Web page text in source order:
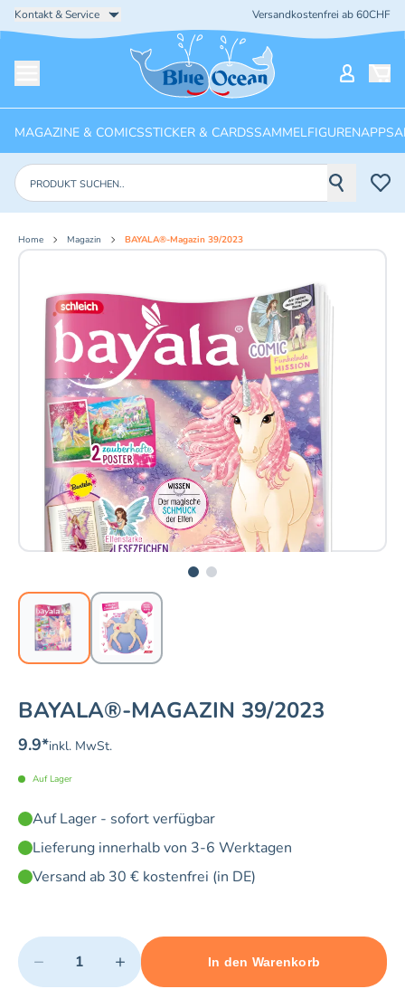
Kontakt & Service Versandkostenfrei ab 60CHF
Startseite
MAGAZINE & COMICSSTICKER & CARDSSAMMELFIGURENAPPS
Produkte suchen
Home Magazin BAYALA®-Magazin 39/2023
Aktuelles Bild: 1 von 2
BAYALA®-MAGAZIN 39/2023
9.9*inkl. MwSt.
Auf Lager
Auf Lager - sofort verfügbar
Lieferung innerhalb von 3-6 Werktagen
Versand ab 30 € kostenfrei (in DE)
Quantity
− +
Minimum quantity: 1 Maximum quantity: 5
In den Warenkorb
Add 1 item to cart